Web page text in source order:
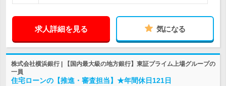
求人詳細を見る 気になる
株式会社横浜銀行 | 【国内最大級の地方銀行】東証プライム上場グループの
一員
住宅ローンの【推進・審査担当】★年間休日121日